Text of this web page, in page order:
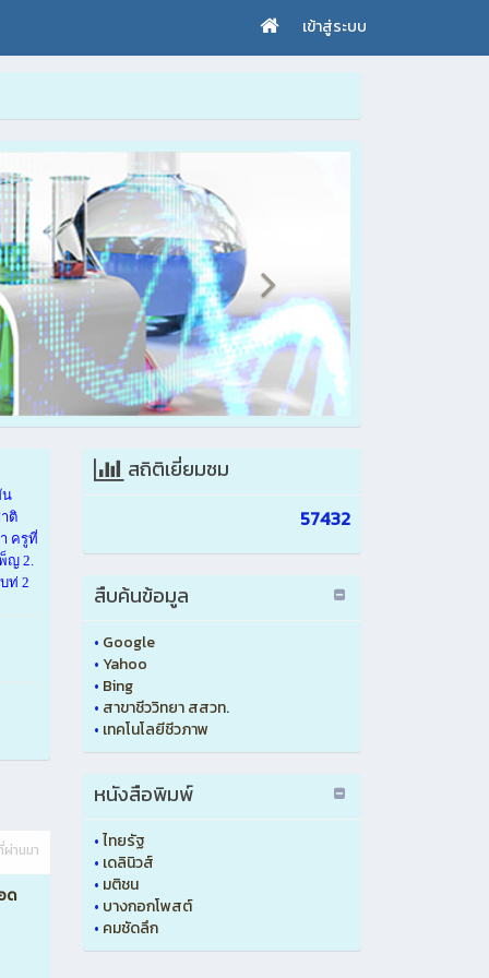
เข้าสู่ระบบ
น
ติ
ครูที่
ญ 2.
ท่ 2
ผ่านมา
ด
สถิติเยี่ยมชม
57432
สืบค้นข้อมูล
• Google
• Yahoo
• Bing
• สาขาชีววิทยา สสวท.
• เทคโนโลยีชีวภาพ
หนังสือพิมพ์
•ไทยรัฐ
• เดลินิวส์
• มติชน
• บางกอกโพสต์
• คมชัดลึก